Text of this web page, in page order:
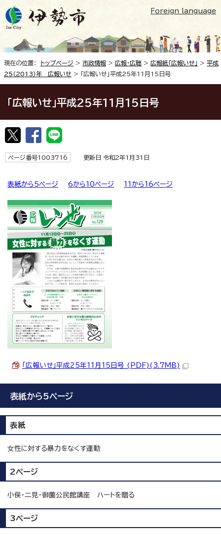
Foreign language
現在の位置： トップページ > 市政情報 > 広報・広聴 > 広報紙「広報いせ」 > 平成
25（2013）年 広報いせ > 「広報いせ」平成25年11月15日号
「広報いせ」平成25年11月15日号
ページ番号1003716 更新日 令和2年1月31日
表紙から5ページ 6から10ページ 11から16ページ
「広報いせ」平成25年11月15日号 (PDF)(3.7MB)
表紙から5ページ
表紙
女性に対する暴力をなくす運動
2ページ
小俣・二見・御薗公民館講座 ハートを贈る
3ページ